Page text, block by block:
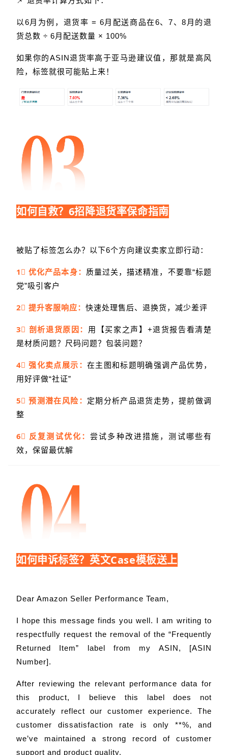
以6月为例，退货率 = 6月配送商品在6、7、8月的退
货总数 ÷ 6月配送数量 × 100%
如果你的ASIN退货率高于亚马逊建议值，那就是高风
险，标签就很可能贴上来！
如何自救？6招降退货率保命指南
被贴了标签怎么办？以下6个方向建议卖家立即行动：
1⃣ 优化产品本身： 质量过关，描述精准，不要靠“标题
党”吸引客户
2⃣ 提升客服响应： 快速处理售后、退换货，减少差评
3⃣ 剖析退货原因： 用【买家之声】+退货报告看清楚
是材质问题？尺码问题？包装问题？
4⃣ 强化卖点展示： 在主图和标题明确强调产品优势，
用好评做“社证”
5⃣ 预测潜在风险： 定期分析产品退货走势，提前做调
整
6⃣ 反复测试优化： 尝试多种改进措施，测试哪些有
效，保留最优解
如何申诉标签？英文Case模板送上
Dear Amazon Seller Performance Team,
I hope this message finds you well. I am writing to
respectfully request the removal of the “Frequently
Returned Item” label from my ASIN, [ASIN
Number].
After reviewing the relevant performance data for
this product, I believe this label does not
accurately reflect our customer experience. The
customer dissatisfaction rate is only **%, and
we’ve maintained a strong record of customer
support and product quality.